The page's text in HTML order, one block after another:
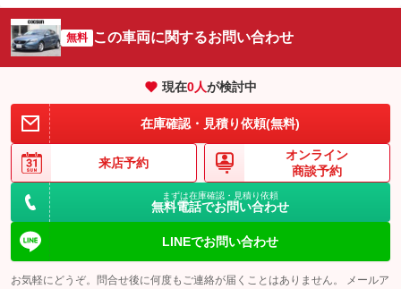
無料 この車両に関するお問い合わせ
現在0人が検討中
在庫確認・見積り依頼(無料)
来店予約
オンライン
商談予約
まずは在庫確認・見積り依頼
無料電話でお問い合わせ
LINEでお問い合わせ
お気軽にどうぞ。問合せ後に何度もご連絡が届くことはありません。 メールア